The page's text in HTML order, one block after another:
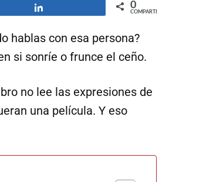
0
COMPARTIR
hablas con esa persona?
si sonríe o frunce el ceño.
no lee las expresiones de
una película. Y eso